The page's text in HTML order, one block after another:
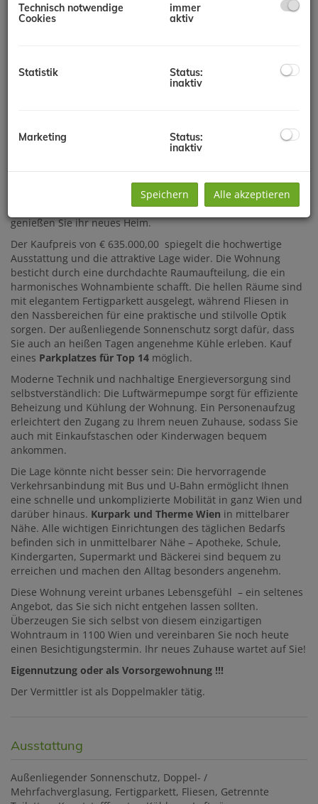
Willkommen in Ihrem neuen Zuhause im Herzen von 1100
großzügigen Wohnfläche von ca. 75 m² bietet diese Immobilie
den idealen Rückzugsort für Singles, Paare oder kleine
Grünen gleichermaßen schätzen. Die Wohnung liegt im 2.
Dachgeschoß mit sehr großer Terrasse.
Entspannen Sie sich nach einem langen Arbeitstag und
genießen Sie ihr neues Heim.
Der Kaufpreis von € 635.000,00 spiegelt die hochwertige
Ausstattung und die attraktive Lage wider. Die Wohnung
besticht durch eine durchdachte Raumaufteilung, die ein
harmonisches Wohnambiente schafft. Die hellen Räume sind
mit elegantem Fertigparkett ausgelegt, während Fliesen in
den Nassbereichen für eine praktische und stilvolle Optik
sorgen. Der außenliegende Sonnenschutz sorgt dafür, dass
Sie auch an heißen Tagen angenehme Kühle erleben. Kauf
eines Parkplatzes für Top 14 möglich.
Moderne Technik und nachhaltige Energieversorgung sind
selbstverständlich: Die Luftwärmepumpe sorgt für effiziente
Beheizung und Kühlung der Wohnung. Ein Personenaufzug
erleichtert den Zugang zu Ihrem neuen Zuhause, sodass Sie
auch mit Einkaufstaschen oder Kinderwagen bequem
ankommen.
Die Lage könnte nicht besser sein: Die hervorragende
Verkehrsanbindung mit Bus und U-Bahn ermöglicht Ihnen
eine schnelle und unkomplizierte Mobilität in ganz Wien und
darüber hinaus. Kurpark und Therme Wien in mittelbarer
Nähe. Alle wichtigen Einrichtungen des täglichen Bedarfs
befinden sich in unmittelbarer Nähe – Apotheke, Schule,
Kindergarten, Supermarkt und Bäckerei sind bequem zu
erreichen und machen den Alltag besonders angenehm.
Diese Wohnung vereint urbanes Lebensgefühl – ein seltenes
Angebot, das Sie sich nicht entgehen lassen sollten.
Überzeugen Sie sich selbst von diesem einzigartigen
Wohntraum in 1100 Wien und vereinbaren Sie noch heute
einen Besichtigungstermin. Ihr neues Zuhause wartet auf Sie!
Eigennutzung oder als Vorsorgewohnung !!!
Der Vermittler ist als Doppelmakler tätig.
Ausstattung
Außenliegender Sonnenschutz Doppel- /
Mehrfachverglasung Fertigparkett Fliesen Getrennte
Technisch notwendige
Cookies
immer
aktiv
Statistik
Status:
inaktiv
Marketing
Status:
inaktiv
Speichern Alle akzeptieren